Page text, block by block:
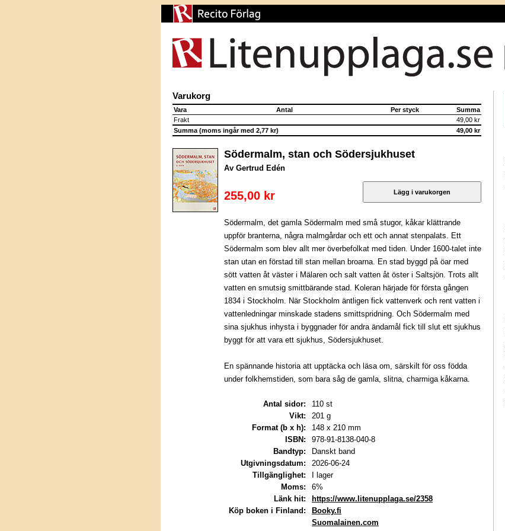
Varukorg
Vara Antal Per styck
Summa
Frakt
49,00 kr
Summa (moms ingår med 2,77 kr)
49,00 kr
Södermalm, stan och Södersjukhuset
Av Gertrud Edén
255,00 kr
Södermalm, det gamla Södermalm med små stugor, kåkar klättrande
uppför branterna, några malmgårdar och ett och annat stenpalats. Ett
Södermalm som blev allt mer överbefolkat med tiden. Under 1600-talet inte
stan utan en förstad till stan mellan broarna. En stad byggd på öar med
sött vatten åt väster i Mälaren och salt vatten åt öster i Saltsjön. Trots allt
vatten en smutsig smittbärande stad. Koleran härjade för första gången
1834 i Stockholm. När Stockholm äntligen fick vattenverk och rent vatten i
vattenledningar minskade stadens smittspridning. Och Södermalm med
sina sjukhus inhysta i byggnader för andra ändamål fick till slut ett sjukhus
byggt för att vara ett sjukhus, Södersjukhuset.
En spännande historia att upptäcka och läsa om, särskilt för oss födda
under folkhemstiden, som bara såg de gamla, slitna, charmiga kåkarna.
Antal sidor:
110 st
Vikt:
201 g
Format (b x h):
148 x 210 mm
ISBN:
978-91-8138-040-8
Bandtyp:
Danskt band
Utgivningsdatum:
2026-06-24
Tillgänglighet:
I lager
Moms:
6%
Länk hit:
https://www.litenupplaga.se/2358
Köp boken i Finland:
Booky.fi
Suomalainen.com